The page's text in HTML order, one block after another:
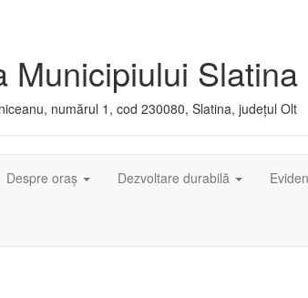
Municipiului Slatina
numărul 1, cod 230080, Slatina, județul Olt
Despre oraș Dezvoltare durabilă